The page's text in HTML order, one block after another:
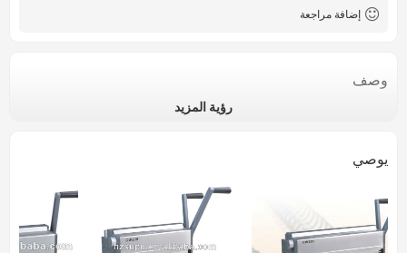
إضافة مراجعة
وصف
رؤية المزيد
يوصي